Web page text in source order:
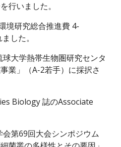
行いました。
研究総合推進費 4-
した。
球大学熱帯生物圏研究センタ
業」（A-2若手）に採択さ
Biology 誌のAssociate
会第69回大会シンポジウム